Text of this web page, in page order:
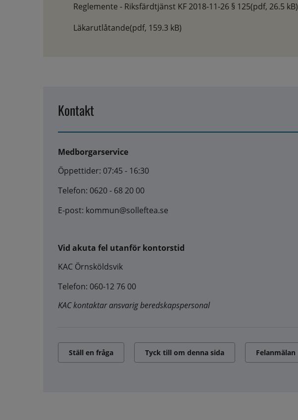
Reglemente - Riksfärdtjänst KF 2018-11-26 § 125(pdf, 26.5 kB)
Läkarutlåtande(pdf, 159.3 kB)
Kontakt
Medborgarservice
Öppettider: 07:45 - 16:30
Telefon: 0620 - 68 20 00
E-post: kommun@solleftea.se
Vid akuta fel utanför kontorstid
KAC Örnsköldsvik
Telefon: 060-12 76 00
KAC kontaktar ansvarig beredskapspersonal
Ställ en fråga Tyck till om denna sida Felanmälan